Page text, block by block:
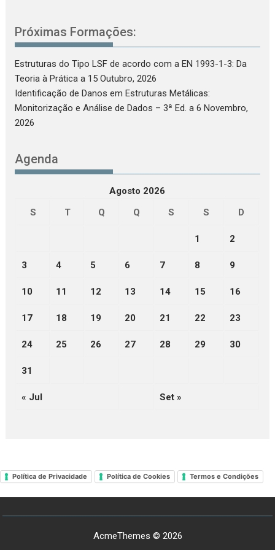
Próximas Formações:
Estruturas do Tipo LSF de acordo com a EN 1993-1-3: Da
Teoria à Prática a 15 Outubro, 2026
Identificação de Danos em Estruturas Metálicas:
Monitorização e Análise de Dados – 3ª Ed. a 6 Novembro,
2026
Agenda
Agosto 2026
S
T Q Q S S D
1 2
3 4 5 6 7 8 9
10 11 12 13 14 15 16
17 18 19 20 21 22 23
24 25 26 27 28 29 30
31
« Jul Set »
Política de Privacidade Política de Cookies Termos e Condições
AcmeThemes © 2026